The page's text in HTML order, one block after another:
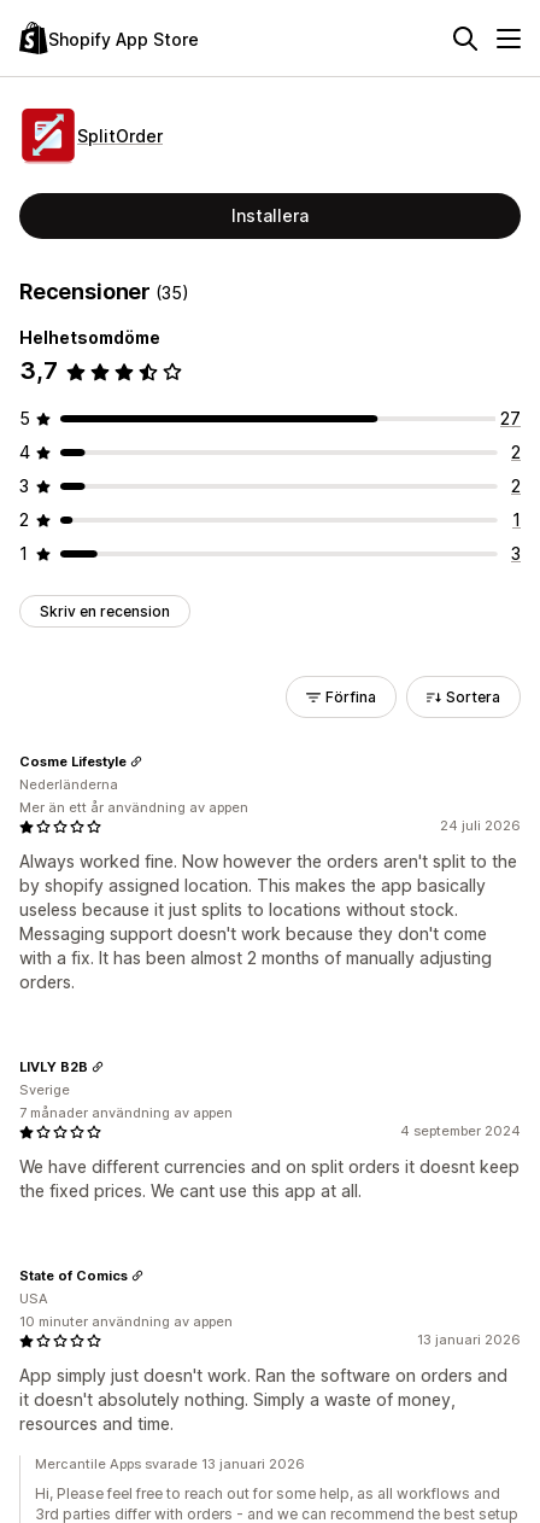
Shopify App Store
SplitOrder
Installera
Recensioner (35)
Helhetsomdöme
3,7
5
27
4
2
3
2
2
1
1
3
Skriv en recension
Förfina Sortera
24 juli 2026
Always worked fine. Now however the orders aren't split to the
by shopify assigned location. This makes the app basically
useless because it just splits to locations without stock.
Messaging support doesn't work because they don't come
with a fix. It has been almost 2 months of manually adjusting
orders.
Cosme Lifestyle
Nederländerna
Mer än ett år användning av appen
4 september 2024
We have different currencies and on split orders it doesnt keep
the fixed prices. We cant use this app at all.
LIVLY B2B
Sverige
7 månader användning av appen
13 januari 2026
App simply just doesn't work. Ran the software on orders and
it doesn't absolutely nothing. Simply a waste of money,
resources and time.
State of Comics
USA
10 minuter användning av appen
Mercantile Apps svarade 13 januari 2026
Hi, Please feel free to reach out for some help, as all workflows and
3rd parties differ with orders - and we can recommend the best setup